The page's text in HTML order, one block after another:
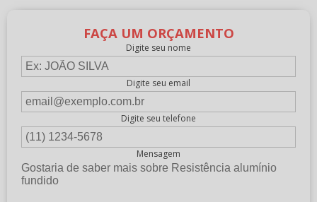
FAÇA UM ORÇAMENTO
Digite seu nome
Digite seu email
Digite seu telefone
Mensagem